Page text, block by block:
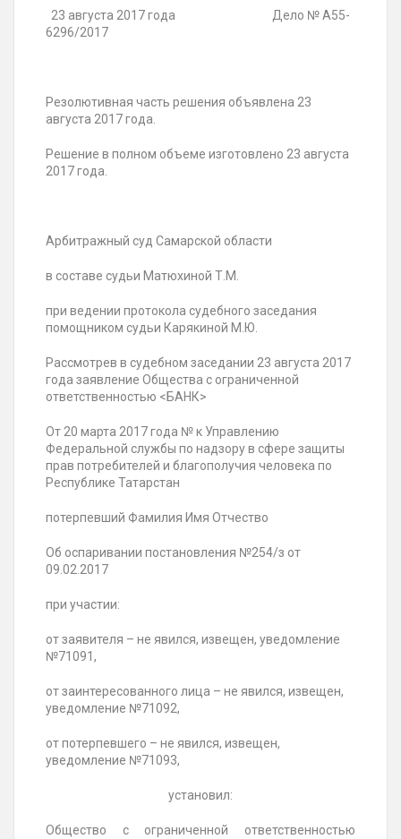
23 августа 2017 года Дело № А55-
6296/2017
Резолютивная часть решения объявлена 23
августа 2017 года.
Решение в полном объеме изготовлено 23 августа
2017 года.
Арбитражный суд Самарской области
в составе судьи Матюхиной Т.М.
при ведении протокола судебного заседания
помощником судьи Карякиной М.Ю.
Рассмотрев в судебном заседании 23 августа 2017
года заявление Общества с ограниченной
ответственностью <БАНК>
От 20 марта 2017 года № к Управлению
Федеральной службы по надзору в сфере защиты
прав потребителей и благополучия человека по
Республике Татарстан
потерпевший Фамилия Имя Отчество
Об оспаривании постановления №254/з от
09.02.2017
при участии:
от заявителя – не явился, извещен, уведомление
№71091,
от заинтересованного лица – не явился, извещен,
уведомление №71092,
от потерпевшего – не явился, извещен,
уведомление №71093,
установил:
Общество с ограниченной ответственностью